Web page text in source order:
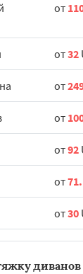
от
от32
от
от
от92
от
от30
диванов